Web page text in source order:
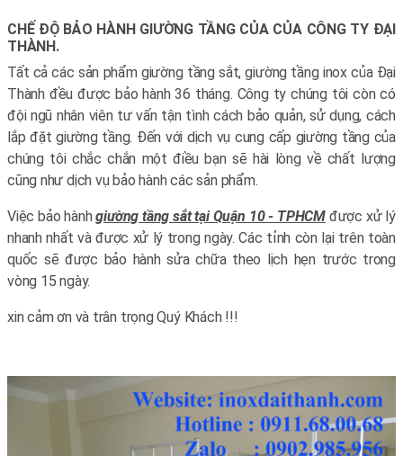
CHẾ ĐỘ BẢO HÀNH GIƯỜNG TẦNG CỦA CỦA CÔNG TY ĐẠI
THÀNH.
Tất cả các sản phẩm giường tầng sắt, giường tầng inox của Đại
Thành đều được bảo hành 36 tháng. Công ty chúng tôi còn có
đội ngũ nhân viên tư vấn tận tình cách bảo quản, sử dụng, cách
lắp đặt giường tầng. Đến với dịch vụ cung cấp giường tầng của
chúng tôi chắc chắn một điều bạn sẽ hài lòng về chất lượng
cũng như dịch vụ bảo hành các sản phẩm.
Việc bảo hànhgiường tầng sắt tại Quận 10 - TPHCMđược xử lý
nhanh nhất và được xử lý trong ngày. Các tỉnh còn lại trên toàn
quốc sẽ được bảo hành sửa chữa theo lịch hẹn trước trong
vòng 15 ngày.
xin cảm ơn và trân trọng Quý Khách !!!